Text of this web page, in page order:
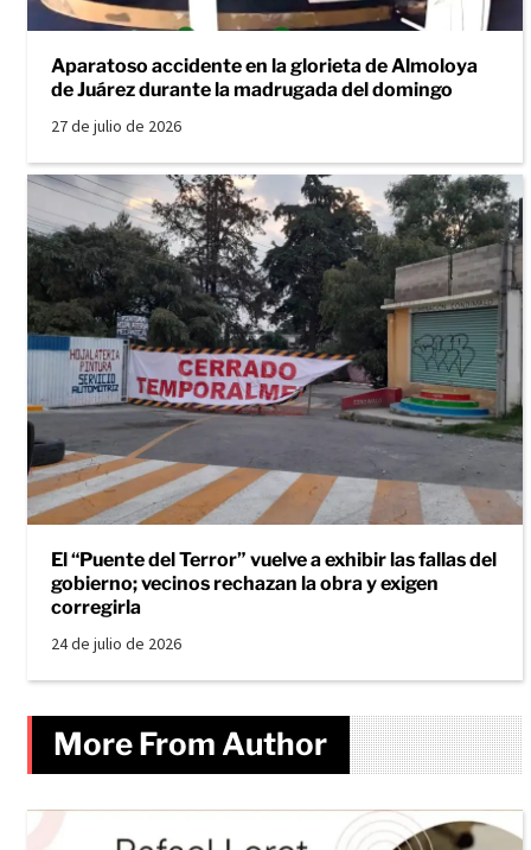
Aparatoso accidente en la glorieta de Almoloya
de Juárez durante la madrugada del domingo
27 de julio de 2026
El “Puente del Terror” vuelve a exhibir las fallas del
gobierno; vecinos rechazan la obra y exigen
corregirla
24 de julio de 2026
More From Author